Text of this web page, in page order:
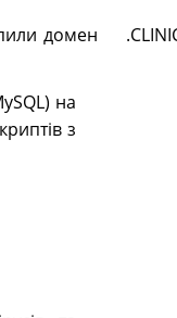
домен
на
з